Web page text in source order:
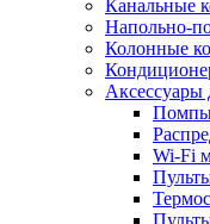
Канальные
Напольно-
Колонные
Аксессуары
Помпы
Wi-Fi